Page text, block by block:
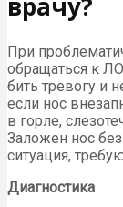
врачу?
При
обращаться к
бить тревогу и
если нос
в горле,
Заложен нос
ситуация,
Диагностика